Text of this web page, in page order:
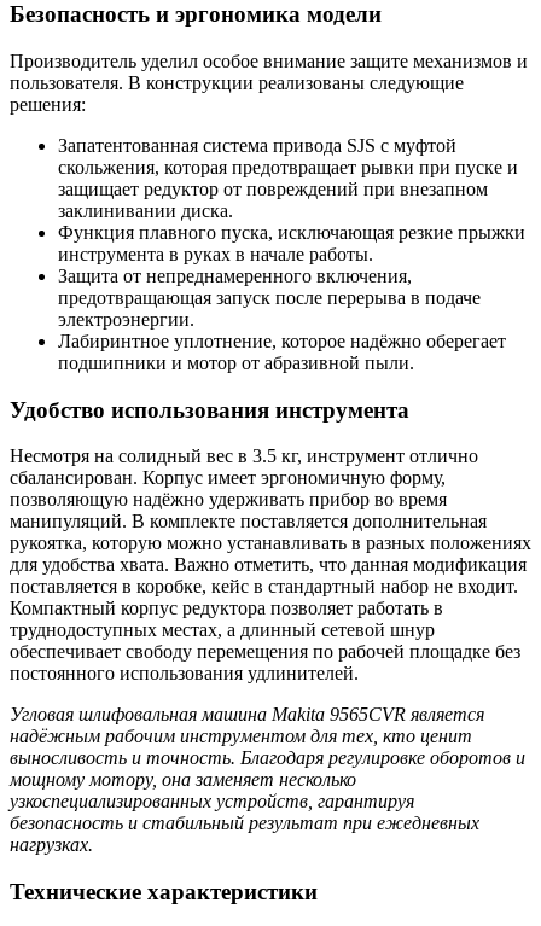
Безопасность и эргономика модели
Производитель уделил особое внимание защите механизмов и
пользователя. В конструкции реализованы следующие
решения:
Запатентованная система привода SJS с муфтой
скольжения, которая предотвращает рывки при пуске и
защищает редуктор от повреждений при внезапном
заклинивании диска.
Функция плавного пуска, исключающая резкие прыжки
инструмента в руках в начале работы.
Защита от непреднамеренного включения,
предотвращающая запуск после перерыва в подаче
электроэнергии.
Лабиринтное уплотнение, которое надёжно оберегает
подшипники и мотор от абразивной пыли.
Удобство использования инструмента
Несмотря на солидный вес в 3.5 кг, инструмент отлично
сбалансирован. Корпус имеет эргономичную форму,
позволяющую надёжно удерживать прибор во время
манипуляций. В комплекте поставляется дополнительная
рукоятка, которую можно устанавливать в разных положениях
для удобства хвата. Важно отметить, что данная модификация
поставляется в коробке, кейс в стандартный набор не входит.
Компактный корпус редуктора позволяет работать в
труднодоступных местах, а длинный сетевой шнур
обеспечивает свободу перемещения по рабочей площадке без
постоянного использования удлинителей.
Угловая шлифовальная машина Makita 9565CVR является
надёжным рабочим инструментом для тех, кто ценит
выносливость и точность. Благодаря регулировке оборотов и
мощному мотору, она заменяет несколько
узкоспециализированных устройств, гарантируя
безопасность и стабильный результат при ежедневных
нагрузках.
Технические характеристики